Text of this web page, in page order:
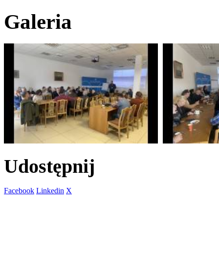
Galeria
Udostępnij
Facebook Linkedin X